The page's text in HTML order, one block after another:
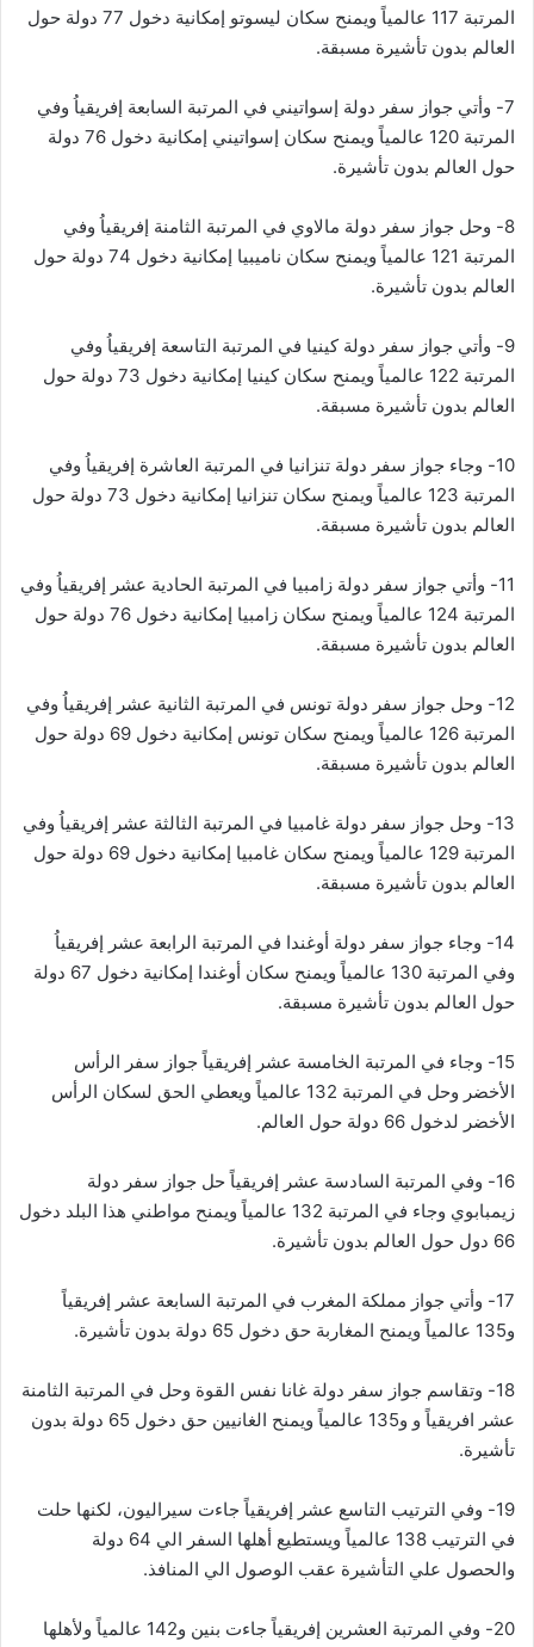
المرتبة 117 عالمياً ويمنح سكان ليسوتو إمكانية دخول 77 دولة حول
العالم بدون تأشيرة مسبقة.
7- وأتي جواز سفر دولة إسواتيني في المرتبة السابعة إفريقياُ وفي
المرتبة 120 عالمياً ويمنح سكان إسواتيني إمكانية دخول 76 دولة
حول العالم بدون تأشيرة.
8- وحل جواز سفر دولة مالاوي في المرتبة الثامنة إفريقياُ وفي
المرتبة 121 عالمياً ويمنح سكان ناميبيا إمكانية دخول 74 دولة حول
العالم بدون تأشيرة.
9- وأتي جواز سفر دولة كينيا في المرتبة التاسعة إفريقياُ وفي
المرتبة 122 عالمياً ويمنح سكان كينيا إمكانية دخول 73 دولة حول
العالم بدون تأشيرة مسبقة.
10- وجاء جواز سفر دولة تنزانيا في المرتبة العاشرة إفريقياُ وفي
المرتبة 123 عالمياً ويمنح سكان تنزانيا إمكانية دخول 73 دولة حول
العالم بدون تأشيرة مسبقة.
11- وأتي جواز سفر دولة زامبيا في المرتبة الحادية عشر إفريقياُ وفي
المرتبة 124 عالمياً ويمنح سكان زامبيا إمكانية دخول 76 دولة حول
العالم بدون تأشيرة مسبقة.
12- وحل جواز سفر دولة تونس في المرتبة الثانية عشر إفريقياُ وفي
المرتبة 126 عالمياً ويمنح سكان تونس إمكانية دخول 69 دولة حول
العالم بدون تأشيرة مسبقة.
13- وحل جواز سفر دولة غامبيا في المرتبة الثالثة عشر إفريقياُ وفي
المرتبة 129 عالمياً ويمنح سكان غامبيا إمكانية دخول 69 دولة حول
العالم بدون تأشيرة مسبقة.
14- وجاء جواز سفر دولة أوغندا في المرتبة الرابعة عشر إفريقياُ
وفي المرتبة 130 عالمياً ويمنح سكان أوغندا إمكانية دخول 67 دولة
حول العالم بدون تأشيرة مسبقة.
15- وجاء في المرتبة الخامسة عشر إفريقياً جواز سفر الرأس
الأخضر وحل في المرتبة 132 عالمياً ويعطي الحق لسكان الرأس
الأخضر لدخول 66 دولة حول العالم.
16- وفي المرتبة السادسة عشر إفريقياً حل جواز سفر دولة
زيمبابوي وجاء في المرتبة 132 عالمياً ويمنح مواطني هذا البلد دخول
66 دول حول العالم بدون تأشيرة.
17- وأتي جواز مملكة المغرب في المرتبة السابعة عشر إفريقياً
و135 عالمياً ويمنح المغاربة حق دخول 65 دولة بدون تأشيرة.
18- وتقاسم جواز سفر دولة غانا نفس القوة وحل في المرتبة الثامنة
عشر افريقياً و و135 عالمياً ويمنح الغانيين حق دخول 65 دولة بدون
تأشيرة.
19- وفي الترتيب التاسع عشر إفريقياً جاءت سيراليون، لكنها حلت
في الترتيب 138 عالمياً ويستطيع أهلها السفر الي 64 دولة
والحصول علي التأشيرة عقب الوصول الي المنافذ.
20- وفي المرتبة العشرين إفريقياً جاءت بنين و142 عالمياً ولأهلها